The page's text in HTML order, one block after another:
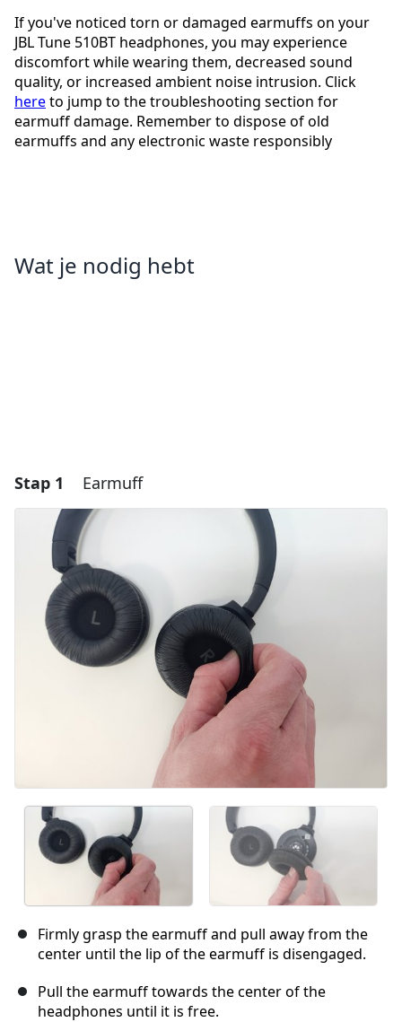
If you've noticed torn or damaged earmuffs on your
JBL Tune 510BT headphones, you may experience
discomfort while wearing them, decreased sound
quality, or increased ambient noise intrusion. Click
hereto jump to the troubleshooting section for
earmuff damage. Remember to dispose of old
earmuffs and any electronic waste responsibly
Wat je nodig hebt
Stap 1 Earmuff
Firmly grasp the earmuff and pull away from the
center until the lip of the earmuff is disengaged.
Pull the earmuff towards the center of the
headphones until it is free.